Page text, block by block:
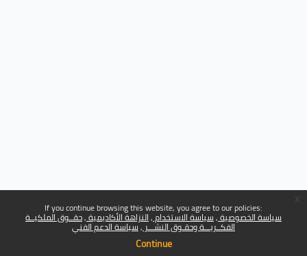
If you continue browsing this website, you agree to our policies:
سياسة الخصوصية سياسة الاستخدام النزاهة الأكاديمية حقــوق الملكيــة
الفكــريـــة وحقـوق النشـــر سياسة الدعم الفني
Continue